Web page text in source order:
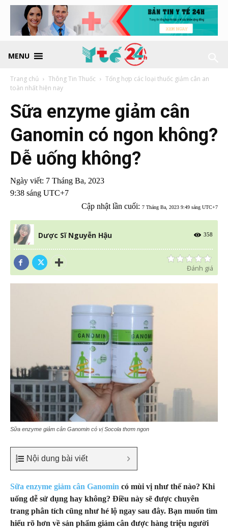
MENU
Trang chủ Thông Tin Thuốc
Tổng hợp các loại thuốc giảm cân an
toàn nhất hiện nay
Sữa enzyme giảm cân
Ganomin có ngon không?
Dễ uống không?
Ngày viết: 7 Tháng Ba, 2023
9:38 sáng UTC+7
Cập nhật lần cuối: 7 Tháng Ba, 2023 9:49 sáng UTC+7
Dược Sĩ Nguyễn Hậu 358
Đánh giá
Sữa enzyme giảm cân Ganomin có vị Socola thơm ngon
Nội dung bài viết
Sữa enzyme giảm cân Ganomin có mùi vị như thế nào? Khi
uống dễ sử dụng hay không? Điều này sẽ được chuyên
trang phân tích cũng như hé lộ ngay sau đây. Bạn muốn tìm
hiểu rõ hơn về sản phẩm giảm cân được hàng triệu người